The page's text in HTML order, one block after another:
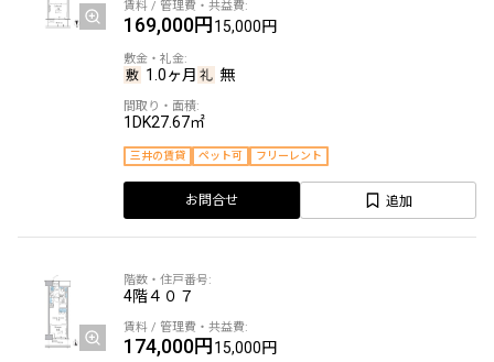
169,000円15,000円
1.0ヶ月 無
1DK27.67㎡
三井の賃貸 ペット可 フリーレント
お問合せ 追加
4階４０７
174,000円15,000円